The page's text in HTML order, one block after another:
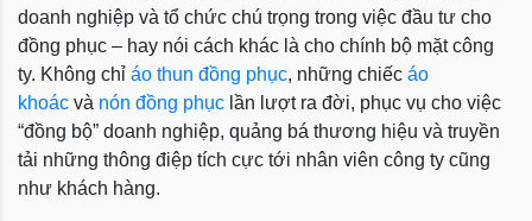
doanh nghiệp và tổ chức chú trọng trong việc đầu tư cho
đồng phục – hay nói cách khác là cho chính bộ mặt công
ty. Không chỉ áo thun đồng phục, những chiếc áo
khoác và nón đồng phục lần lượt ra đời, phục vụ cho việc
“đồng bộ” doanh nghiệp, quảng bá thương hiệu và truyền
tải những thông điệp tích cực tới nhân viên công ty cũng
như khách hàng.